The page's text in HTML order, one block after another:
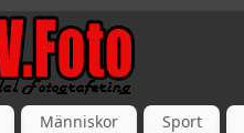
Människor Sport